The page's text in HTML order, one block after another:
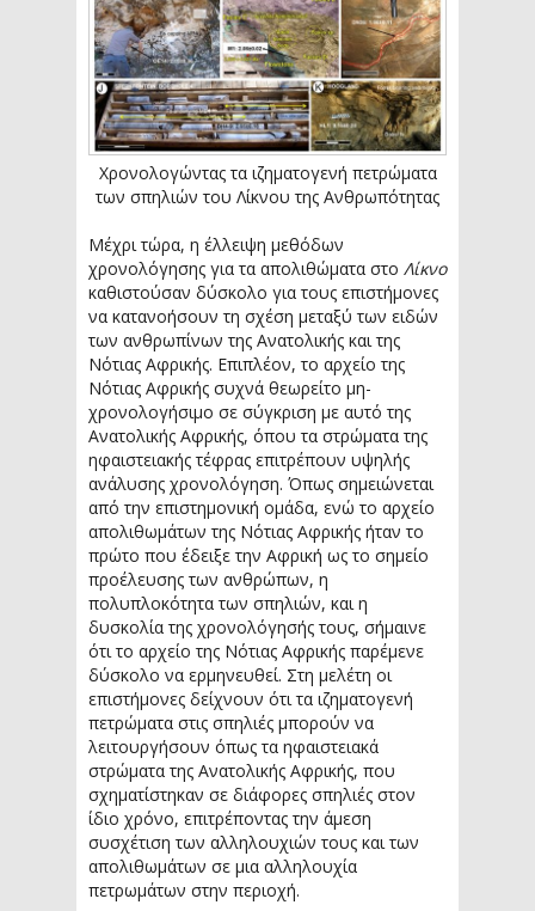
Χρονολογώντας τα ιζηματογενή πετρώματα
των σπηλιών του Λίκνου της Ανθρωπότητας
Μέχρι τώρα, η έλλειψη μεθόδων
χρονολόγησης για τα απολιθώματα στο Λίκνο
καθιστούσαν δύσκολο για τους επιστήμονες
να κατανοήσουν τη σχέση μεταξύ των ειδών
των ανθρωπίνων της Ανατολικής και της
Νότιας Αφρικής. Επιπλέον, το αρχείο της
Νότιας Αφρικής συχνά θεωρείτο μη-
χρονολογήσιμο σε σύγκριση με αυτό της
Ανατολικής Αφρικής, όπου τα στρώματα της
ηφαιστειακής τέφρας επιτρέπουν υψηλής
ανάλυσης χρονολόγηση. Όπως σημειώνεται
από την επιστημονική ομάδα, ενώ το αρχείο
απολιθωμάτων της Νότιας Αφρικής ήταν το
πρώτο που έδειξε την Αφρική ως το σημείο
προέλευσης των ανθρώπων, η
πολυπλοκότητα των σπηλιών, και η
δυσκολία της χρονολόγησής τους, σήμαινε
ότι το αρχείο της Νότιας Αφρικής παρέμενε
δύσκολο να ερμηνευθεί. Στη μελέτη οι
επιστήμονες δείχνουν ότι τα ιζηματογενή
πετρώματα στις σπηλιές μπορούν να
λειτουργήσουν όπως τα ηφαιστειακά
στρώματα της Ανατολικής Αφρικής, που
σχηματίστηκαν σε διάφορες σπηλιές στον
ίδιο χρόνο, επιτρέποντας την άμεση
συσχέτιση των αλληλουχιών τους και των
απολιθωμάτων σε μια αλληλουχία
πετρωμάτων στην περιοχή.